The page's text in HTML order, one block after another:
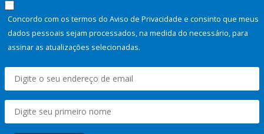
Concordo com os termos do Aviso de Privacidade e consinto que meus
dados pessoais sejam processados, na medida do necessário, para
assinar as atualizações selecionadas.